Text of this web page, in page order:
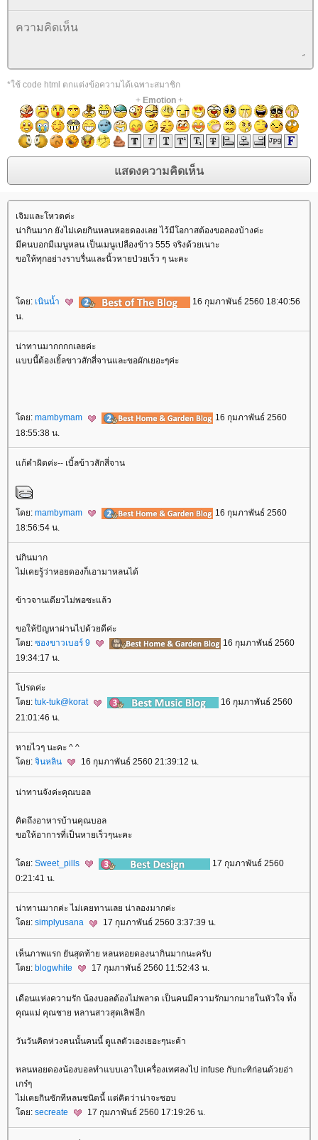
*ใช้ code html ตกแต่งข้อความได้เฉพาะสมาชิก
+ Emotion+
เจิมและโหวตค่ะ
น่ากินมาก ยังไม่เคยกินหลนหอยดองเลย ไว้มีโอกาสต้องขอลองบ้างค่ะ
มีคนบอกมีเมนูหลน เป็นเมนูเปลืองข้าว 555 จริงด้วยเนาะ
ขอให้ทุกอย่างราบรื่นและนิ้วหายป่วยเร็ว ๆ นะคะ
ดย: เนินน้ำ
16 กุมภาพันธ์ 2560 18:40:56
น.
น่าทานมากกกกเลยค่ะ
บบนี้ต้องเยิ้ลขาวสักสี่จานและขอผักเยอะๆค่ะ
ดย: mambymam
16 กุมภาพันธ์ 2560
18:55:38 น.
ก้คำผิดค่ะ-- เบิ้ลข้าวสักสี่จาน
ดย: mambymam
16 กุมภาพันธ์ 2560
18:56:54 น.
น่กินมาก
ไม่เคยรู้ว่าหอยดองก็เอามาหลนได้
ข้าวจานเดียวไม่พอซะแล้ว
ขอให้ปัญหาผ่านไปด้วยดีค่ะ
ดย: ซองขาวเบอร์ 9
16 กุมภาพันธ์ 2560
19:34:17 น.
ปรดค่ะ
ดย: tuk-tuk@korat
16 กุมภาพันธ์ 2560
21:01:46 น.
หายไวๆ นะคะ ^ ^
ดย: จินหลิน 16 กุมภาพันธ์ 2560 21:39:12 น.
น่าทานจังค่ะคุณบอล
คิดถึงอาหารบ้านคุณบอล
ขอให้อาการที่เป็นหายเร็วๆนะคะ
ดย: Sweet_pills
17 กุมภาพันธ์ 2560
0:21:41 น.
น่าทานมากค่ะ ไม่เคยทานเลย น่าลองมากค่ะ
ดย: simplyusana 17 กุมภาพันธ์ 2560 3:37:39 น.
เห็นภาพแรก ยันสุดท้าย หลนหอยดองนากินมากนะครับ
ดย: blogwhite 17 กุมภาพันธ์ 2560 11:52:43 น.
เดือนแห่งความรัก น้องบอลต้องไม่พลาด เป็นคนมีความรักมากมายในหัวใจ ทั้ง
คุณแม่ คุณชาย หลานสาวสุดเลิฟอีก
วันวันคิดห่วงคนนั้นคนนี้ ดูแลตัวเองเยอะๆนะค้า
หลนหอยดองน้องบอลทำแบบเอาใบเครื่องเทศลงไป infuse กับกะทิก่อนด้วยอ่า
เกร๋ๆ
ไม่เคยกินซักทีหลนชนิดนี้ แต่คิดว่าน่าจะชอบ
ดย: secreate 17 กุมภาพันธ์ 2560 17:19:26 น.